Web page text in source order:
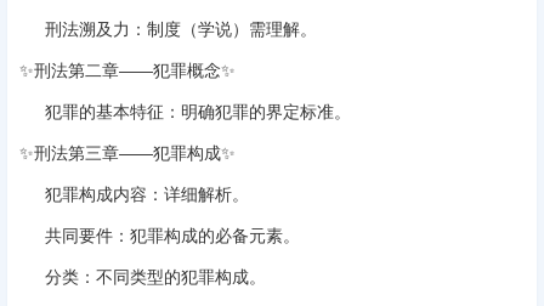
刑法溯及力 ‌：制度（‌学说‌）需理解。
✨‌刑法第二章——犯罪概念‌✨
犯罪的基本特征 ‌：明确犯罪的界定标准。
✨‌刑法第三章——犯罪构成‌✨
犯罪构成内容 ‌：详细解析。
共同要件 ‌：犯罪构成的必备元素。
分类 ‌：不同类型的犯罪构成。